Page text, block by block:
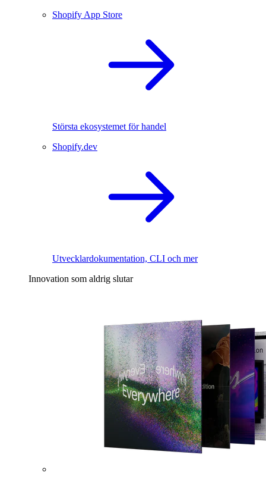
Shopify App Store
Största ekosystemet för handel
Shopify.dev
Utvecklardokumentation, CLI och mer
Innovation som aldrig slutar